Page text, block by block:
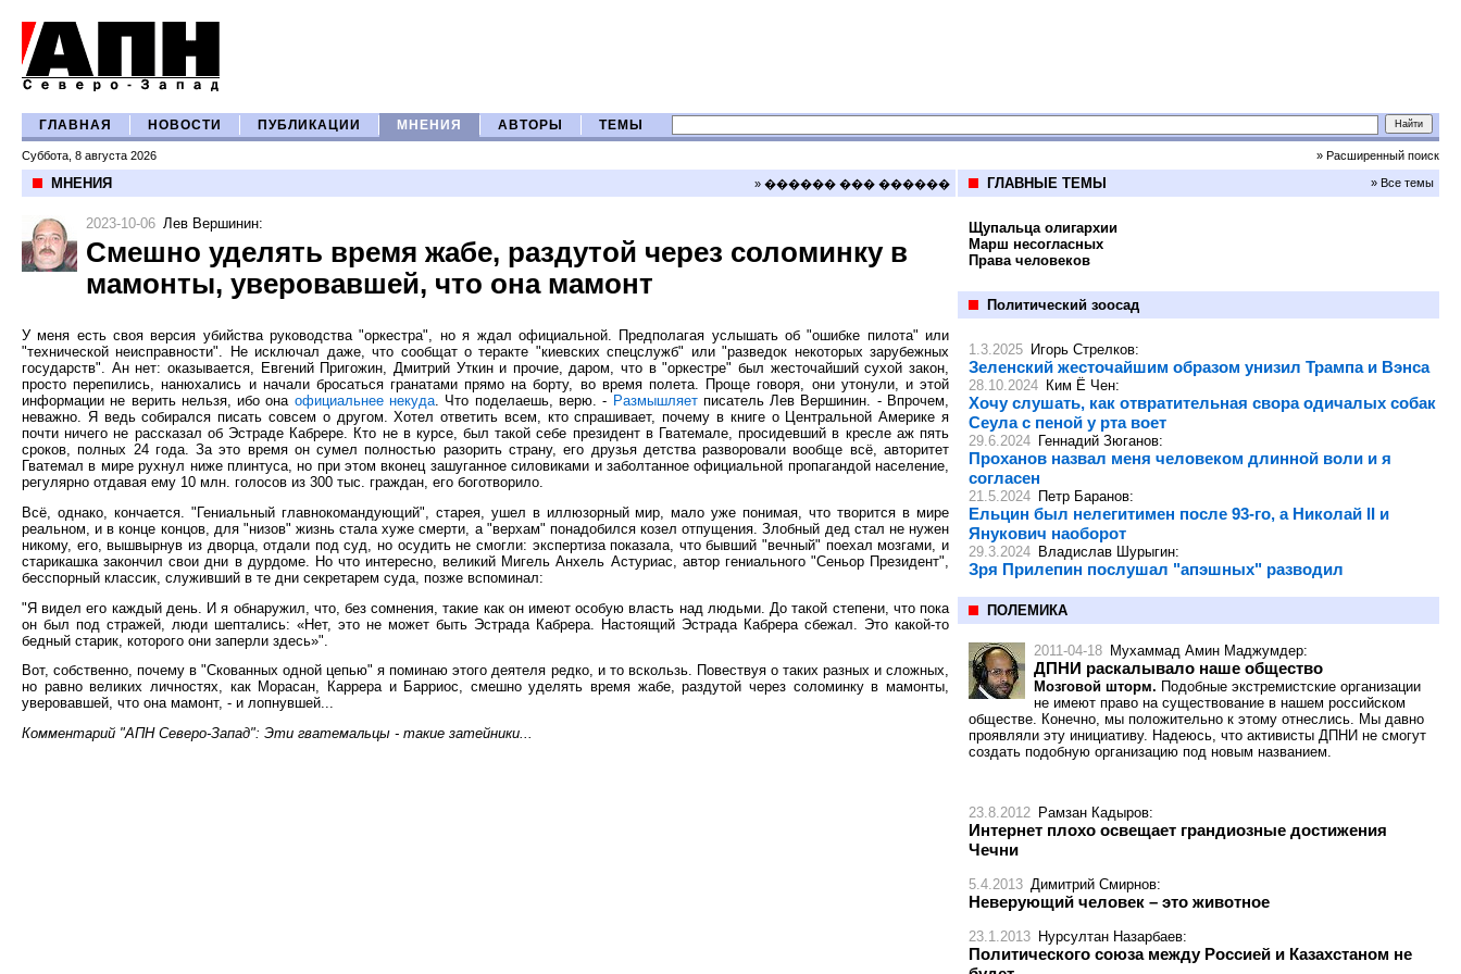
ГЛАВНАЯ НОВОСТИ ПУБЛИКАЦИИ МНЕНИЯ АВТОРЫ ТЕМЫ
Суббота, 8 августа 2026 » Расширенный поиск
МНЕНИЯ » ������ ��� ������
2023-10-06 Лев Вершинин:
Смешно уделять время жабе, раздутой через соломинку в
мамонты, уверовавшей, что она мамонт
У меня есть своя версия убийства руководства "оркестра", но я ждал официальной. Предполагая услышать об "ошибке пилота" или
"технической неисправности". Не исключал даже, что сообщат о теракте "киевских спецслужб" или "разведок некоторых зарубежных
государств". Ан нет: оказывается, Евгений Пригожин, Дмитрий Уткин и прочие, даром, что в "оркестре" был жесточайший сухой закон,
просто перепились, нанюхались и начали бросаться гранатами прямо на борту, во время полета. Проще говоря, они утонули, и этой
информации не верить нельзя, ибо она официальнее некуда. Что поделаешь, верю. - Размышляетписатель Лев Вершинин. - Впрочем,
неважно. Я ведь собирался писать совсем о другом. Хотел ответить всем, кто спрашивает, почему в книге о Центральной Америке я
почти ничего не рассказал об Эстраде Кабрере. Кто не в курсе, был такой себе президент в Гватемале, просидевший в кресле аж пять
сроков, полных 24 года. За это время он сумел полностью разорить страну, его друзья детства разворовали вообще всё, авторитет
Гватемал в мире рухнул ниже плинтуса, но при этом вконец зашуганное силовиками и заболтанное официальной пропагандой население,
регулярно отдавая ему 10 млн. голосов из 300 тыс. граждан, его боготворило.
Всё, однако, кончается. "Гениальный главнокомандующий", старея, ушел в иллюзорный мир, мало уже понимая, что творится в мире
реальном, и в конце концов, для "низов" жизнь стала хуже смерти, а "верхам" понадобился козел отпущения. Злобный дед стал не нужен
никому, его, вышвырнув из дворца, отдали под суд, но осудить не смогли: экспертиза показала, что бывший "вечный" поехал мозгами, и
старикашка закончил свои дни в дурдоме. Но что интересно, великий Мигель Анхель Астуриас, автор гениального "Сеньор Президент",
бесспорный классик, служивший в те дни секретарем суда, позже вспоминал:
"Я видел его каждый день. И я обнаружил, что, без сомнения, такие как он имеют особую власть над людьми. До такой степени, что пока
он был под стражей, люди шептались: «Нет, это не может быть Эстрада Кабрера. Настоящий Эстрада Кабрера сбежал. Это какой-то
бедный старик, которого они заперли здесь»".
Вот, собственно, почему в "Скованных одной цепью" я поминаю этого деятеля редко, и то вскользь. Повествуя о таких разных и сложных,
но равно великих личностях, как Морасан, Каррера и Барриос, смешно уделять время жабе, раздутой через соломинку в мамонты,
уверовавшей, что она мамонт, - и лопнувшей...
Комментарий "АПН Северо-Запад": Эти гватемальцы - такие затейники...
ГЛАВНЫЕ ТЕМЫ » Все темы
Щупальца олигархии
Марш несогласных
Права человеков
Политический зоосад
1.3.2025 Игорь Стрелков:
Зеленский жесточайшим образом унизил Трампа и Вэнса
28.10.2024 Ким Ё Чен:
Хочу слушать, как отвратительная свора одичалых собак
Сеула с пеной у рта воет
29.6.2024 Геннадий Зюганов:
Проханов назвал меня человеком длинной воли и я
согласен
21.5.2024 Петр Баранов:
Ельцин был нелегитимен после 93-го, а Николай II и
Янукович наоборот
29.3.2024 Владислав Шурыгин:
Зря Прилепин послушал "апэшных" разводил
ПОЛЕМИКА
2011-04-18 Мухаммад Амин Маджумдер:
ДПНИ раскалывало наше общество
Мозговой шторм. Подобные экстремистские организации
не имеют право на существование в нашем российском
обществе. Конечно, мы положительно к этому отнеслись. Мы давно
проявляли эту инициативу. Надеюсь, что активисты ДПНИ не смогут
создать подобную организацию под новым названием.
23.8.2012 Рамзан Кадыров:
Интернет плохо освещает грандиозные достижения
Чечни
5.4.2013 Димитрий Смирнов:
Неверующий человек – это животное
23.1.2013 Нурсултан Назарбаев:
Политического союза между Россией и Казахстаном не